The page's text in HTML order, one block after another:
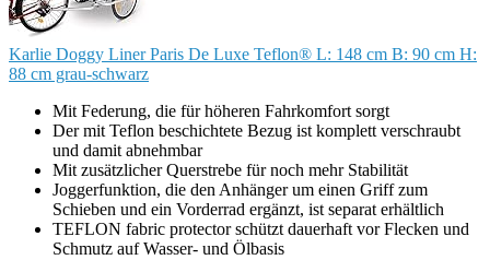
Karlie Doggy Liner Paris De Luxe Teflon® L: 148 cm B: 90 cm H:
88 cm grau-schwarz
Mit Federung, die für höheren Fahrkomfort sorgt
Der mit Teflon beschichtete Bezug ist komplett verschraubt
und damit abnehmbar
Mit zusätzlicher Querstrebe für noch mehr Stabilität
Joggerfunktion, die den Anhänger um einen Griff zum
Schieben und ein Vorderrad ergänzt, ist separat erhältlich
TEFLON fabric protector schützt dauerhaft vor Flecken und
Schmutz auf Wasser- und Ölbasis